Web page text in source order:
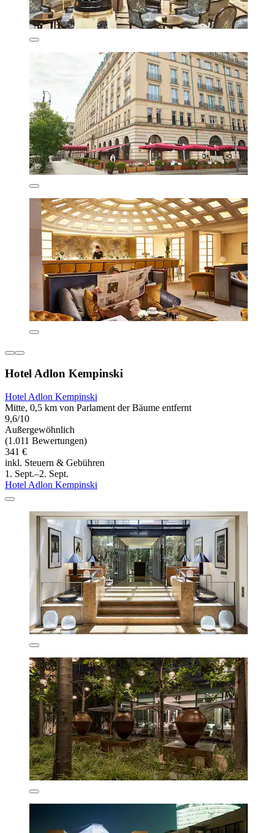
Hotel Adlon Kempinski
Hotel Adlon Kempinski
Mitte, 0,5 km von Parlament der Bäume entfernt
9,6/10
Außergewöhnlich
(1.011 Bewertungen)
341 €
inkl. Steuern & Gebühren
1. Sept.–2. Sept.
Hotel Adlon Kempinski